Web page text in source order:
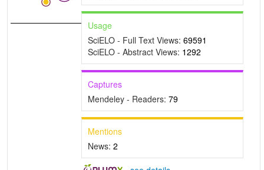
Usage
SciELO - Full Text Views: 69591
SciELO - Abstract Views: 1292
Captures
Mendeley - Readers: 79
Mentions
News: 2